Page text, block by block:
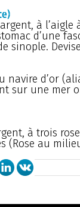
à
d’une
sinople.
navire d’or
sur une mer
à trois
(Rose au